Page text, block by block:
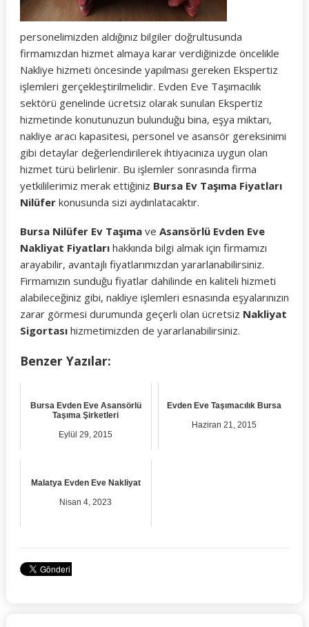
personelimizden aldığınız bilgiler doğrultusunda
firmamızdan hizmet almaya karar verdiğinizde öncelikle
Nakliye hizmeti öncesinde yapılması gereken Ekspertiz
işlemleri gerçekleştirilmelidir. Evden Eve Taşımacılık
sektörü genelinde ücretsiz olarak sunulan Ekspertiz
hizmetinde konutunuzun bulunduğu bina, eşya miktarı,
nakliye aracı kapasitesi, personel ve asansör gereksinimi
gibi detaylar değerlendirilerek ihtiyacınıza uygun olan
hizmet türü belirlenir. Bu işlemler sonrasında firma
yetkililerimiz merak ettiğiniz Bursa Ev Taşıma Fiyatları
Nilüferkonusunda sizi aydınlatacaktır.
Bursa Nilüfer Ev Taşımave Asansörlü Evden Eve
Nakliyat Fiyatlarıhakkında bilgi almak için firmamızı
arayabilir, avantajlı fiyatlarımızdan yararlanabilirsiniz.
Firmamızın sunduğu fiyatlar dahilinde en kaliteli hizmeti
alabileceğiniz gibi, nakliye işlemleri esnasında eşyalarınızın
zarar görmesi durumunda geçerli olan ücretsiz Nakliyat
Sigortasıhizmetimizden de yararlanabilirsiniz.
Benzer Yazılar:
Bursa Evden Eve Asansörlü
Taşıma Şirketleri
Eylül 29, 2015
Evden Eve Taşımacılık Bursa
Haziran 21, 2015
Malatya Evden Eve Nakliyat
Nisan 4, 2023